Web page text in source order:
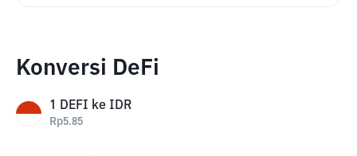
Konversi DeFi
1 DEFI ke IDR
Rp5.85